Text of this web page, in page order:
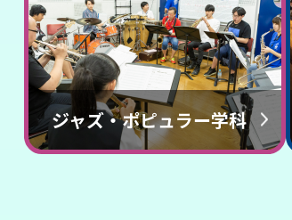
ジャズ・ポピュラー学科